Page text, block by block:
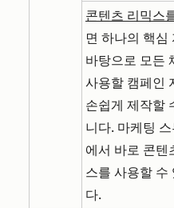
콘텐츠 리믹스
면 하나의 핵심
바탕으로 모든
사용할 캠페인
손쉽게 제작할
니다. 마케팅
에서 바로 콘텐
스를 사용할 수
다.